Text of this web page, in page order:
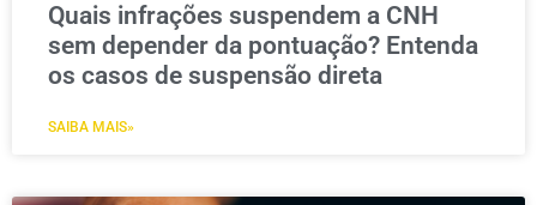
Quais infrações suspendem a CNH
sem depender da pontuação? Entenda
os casos de suspensão direta
SAIBA MAIS»